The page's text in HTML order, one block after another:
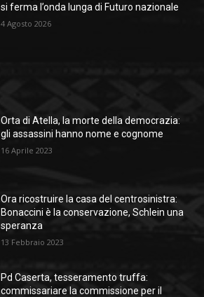
si ferma l’onda lunga di Futuro nazionale
4 Agosto 2026
Orta di Atella, la morte della democrazia:
gli assassini hanno nome e cognome
16 Aprile 2023
Ora ricostruire la casa del centrosinistra:
Bonaccini è la conservazione, Schlein una
speranza
13 Febbraio 2023
Pd Caserta, tesseramento truffa:
commissariare la commissione per il